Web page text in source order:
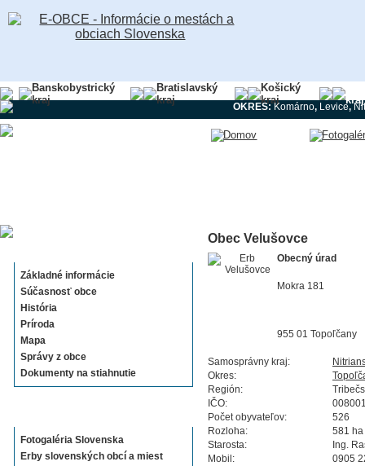
Banskobystrický
kraj
Bratislavský
kraj
Košický
kraj
kraj
OKRES:Komárno, Levice,
Základné informácie
Súčasnosť obce
História
Príroda
Mapa
Správy z obce
Dokumenty na stiahnutie
Fotogaléria Slovenska
Erby slovenských obcí a miest
Obec Velušovce
Obecný úrad
Mokra 181
955 01 Topoľčany
Samosprávny kraj:
Okres:
Región:
IČO:
Počet obyvateľov:
526
Rozloha:
581 ha
Starosta:
Ing.
Mobil:
0905